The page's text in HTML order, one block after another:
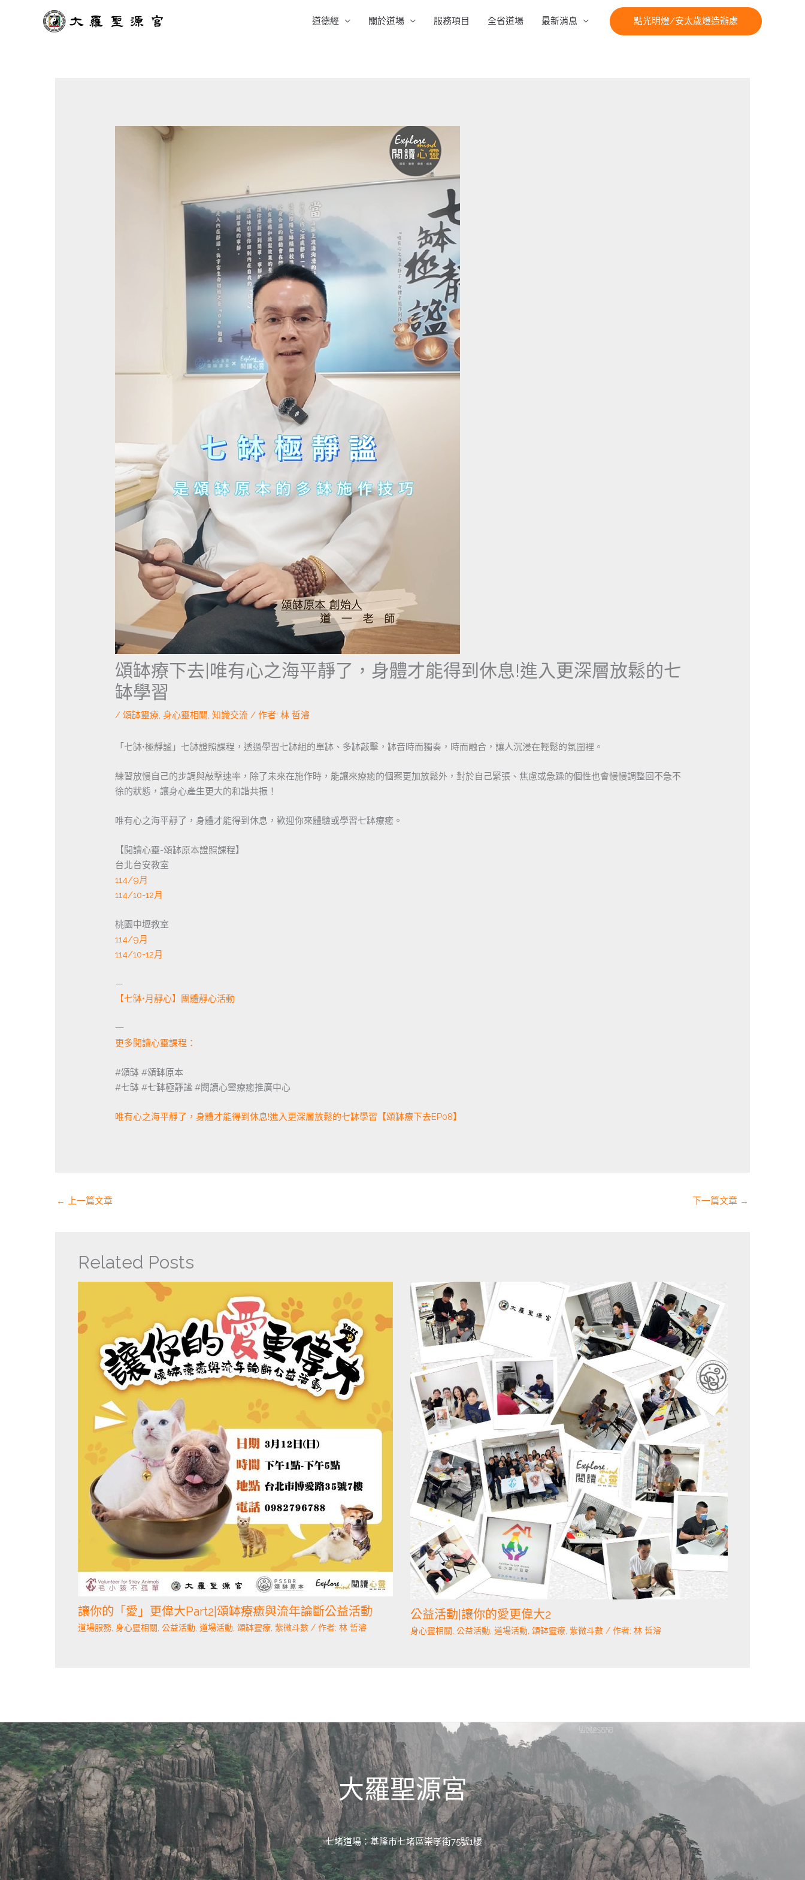
道德經 關於道場 服務項目 全省道場 最新消息 點光明燈/安太歲燈造辦處
頌缽療下去|唯有心之海平靜了，身體才能得到休息!進入更深層放鬆的七
缽學習
/頌缽靈療, 身心靈相關,知識交流 / 作者:林 哲濬
「七缽•極靜謐」七缽證照課程，透過學習七缽組的單缽、多缽敲擊，缽音時而獨奏，時而融合，讓人沉浸在輕鬆的氛圍裡。
練習放慢自己的步調與敲擊速率，除了未來在施作時，能讓來療癒的個案更加放鬆外，對於自己緊張、焦慮或急躁的個性也會慢慢調整回不急不
徐的狀態，讓身心產生更大的和諧共振！
唯有心之海平靜了，身體才能得到休息，歡迎你來體驗或學習七缽療癒。
【閱讀心靈-頌缽原本證照課程】
台北台安教室
114/9月
114/10-12月
桃園中壢教室
114/9月
114/10-12月
—
【七缽•月靜心】團體靜心活動
一
更多閱讀心靈課程：
#頌缽 #頌缽原本
#七缽 #七缽極靜謐 #閱讀心靈療癒推廣中心
唯有心之海平靜了，身體才能得到休息!進入更深層放鬆的七缽學習【頌缽療下去EP08】
← 上一篇文章 下一篇文章 →
Related Posts
讓你的「愛」更偉大Part2|頌缽療癒與流年論斷公益活動
道場服務, 身心靈相關 公益活動, 道場活動, 頌缽靈療, 紫微斗數/ 作者: 林 哲濬
公益活動|讓你的愛更偉大2
身心靈相關 公益活動, 道場活動, 頌缽靈療, 紫微斗數/ 作者: 林 哲濬
大羅聖源宮
七堵道場：基隆市七堵區崇孝街75號1樓